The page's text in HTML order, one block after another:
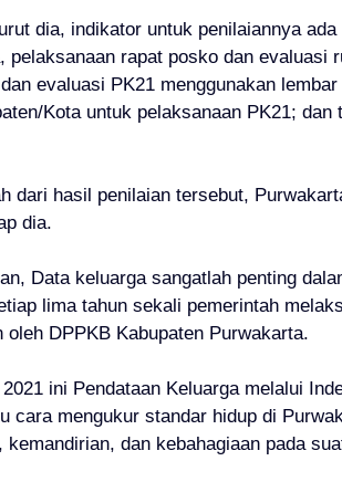
dia, indikator untuk penilaiannya
pelaksanaan rapat posko dan evaluasi
evaluasi PK21 menggunakan
Kota untuk pelaksanaan PK21;
dari hasil penilaian tersebut,
dia.
Data keluarga sangatlah penting
lima tahun sekali pemerintah
oleh DPPKB Kabupaten Purwakarta.
2021 ini Pendataan Keluarga melalui
cara mengukur standar hidup di
kemandirian, dan kebahagiaan pada